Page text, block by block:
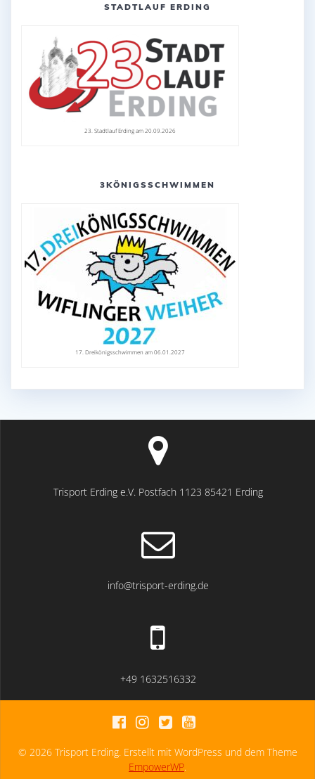
STADTLAUF ERDING
23. Stadtlauf Erding am 20.09.2026
3KÖNIGSSCHWIMMEN
17. Dreikönigsschwimmen am 06.01.2027
Trisport Erding e.V. Postfach 1123 85421 Erding
info@trisport-erding.de
+49 1632516332
© 2026 Trisport Erding. Erstellt mit WordPress und dem Theme
EmpowerWP.